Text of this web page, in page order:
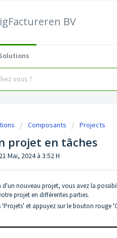
BV
Composants Projects
projet en tâches
Mai, 2024 à 3:52 H
nouveau projet, vous avez la
projet en différentes parties.
'Projets' et appuyez sur le bouton rouge